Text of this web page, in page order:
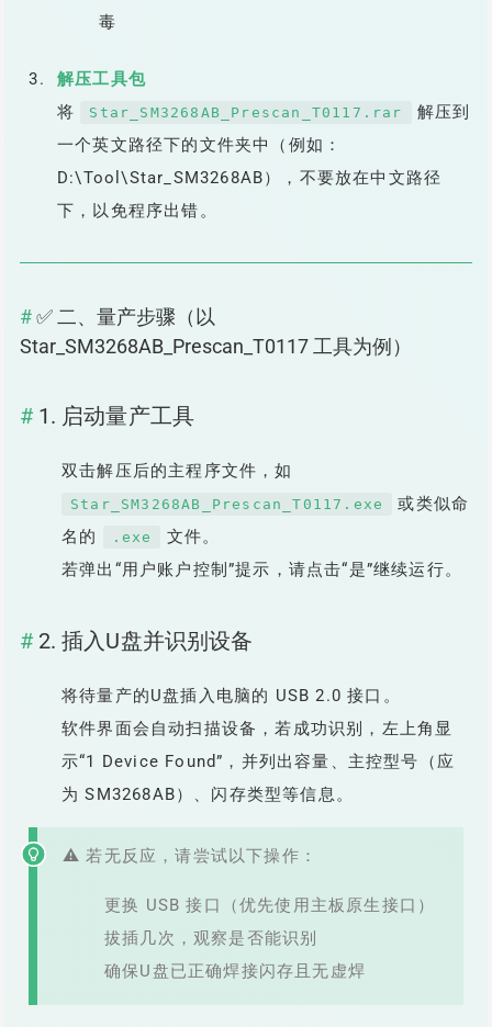
毒
解压工具包
将
Star_SM3268AB_Prescan_T0117.rar
解压到
一个英文路径下的文件夹中（例如：
D:\Tool\Star_SM3268AB），不要放在中文路径
下，以免程序出错。
✅ 二、量产步骤（以
Star_SM3268AB_Prescan_T0117 工具为例）
1. 启动量产工具
双击解压后的主程序文件，如
Star_SM3268AB_Prescan_T0117.exe
或类似命
名的
.exe
文件。
若弹出“用户账户控制”提示，请点击“是”继续运行。
2. 插入U盘并识别设备
将待量产的U盘插入电脑的 USB 2.0 接口。
软件界面会自动扫描设备，若成功识别，左上角显
示“1 Device Found”，并列出容量、主控型号（应
为 SM3268AB）、闪存类型等信息。
⚠️ 若无反应，请尝试以下操作：
更换 USB 接口（优先使用主板原生接口）
拔插几次，观察是否能识别
确保U盘已正确焊接闪存且无虚焊